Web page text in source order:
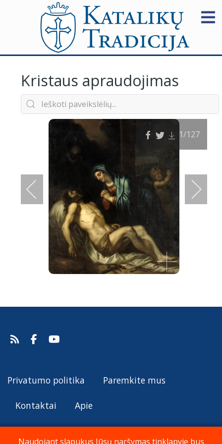
Kristaus apraudojimas
1/127
Šaltinis:Web Gallery of Art
Privatumo politika Paremkite mus
Kontaktai Apie
Naudojant slapukus Jūsų naršymas tinklapyje bus